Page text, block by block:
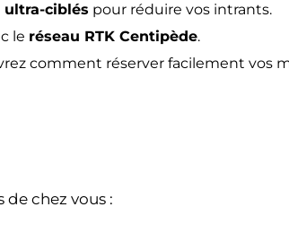
ultra-ciblés pour réduire vos intrants.
le réseau RTK Centipède.
comment réserver facilement vos
de chez vous :